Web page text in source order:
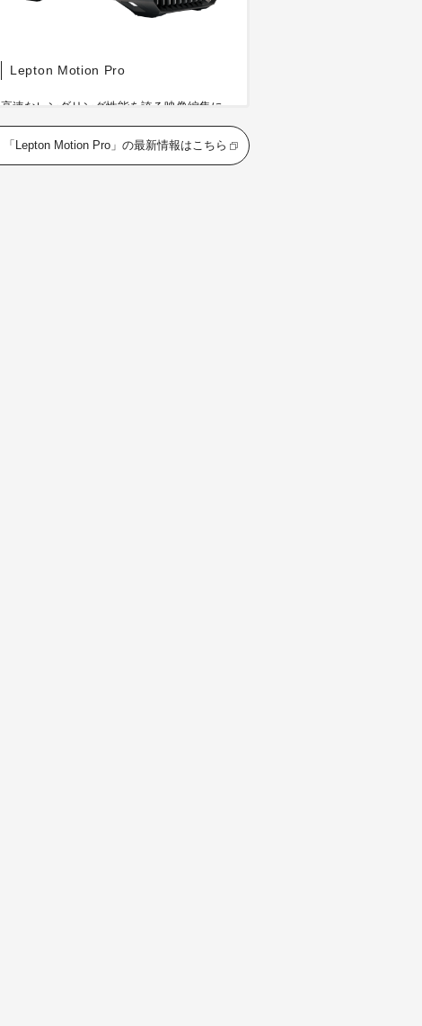
Lepton Motion Pro
高速なレンダリング性能を誇る映像編集に
特化したミドルタワー型モデル。高負荷時
での安定性と静音性も両立し、拡張性も確
「Lepton Motion Pro」の最新情報はこちら